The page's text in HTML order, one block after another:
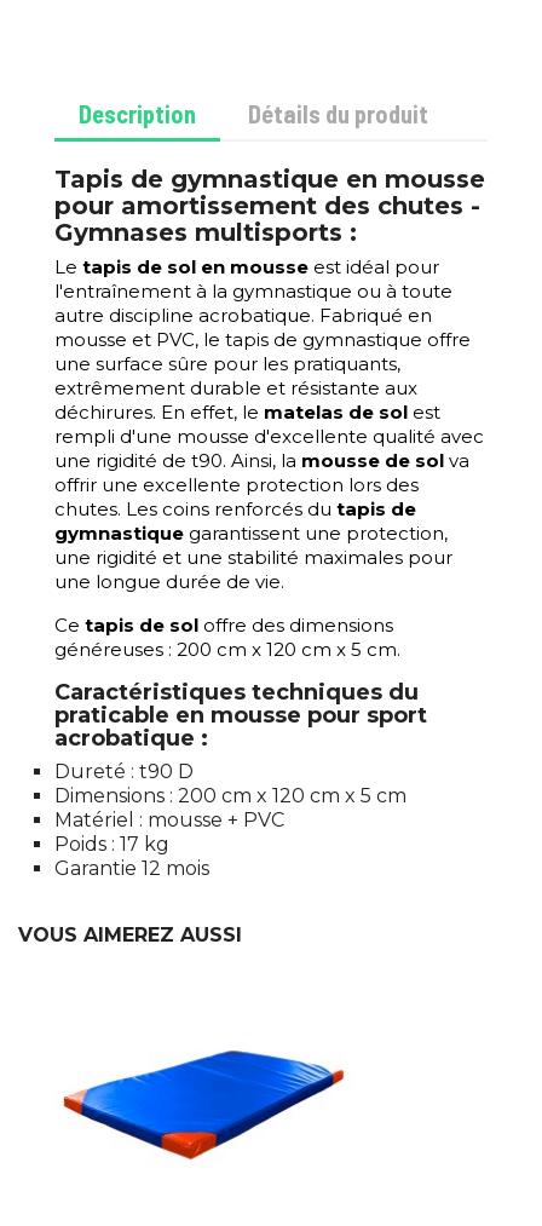
Description Détails du produit
Tapis de gymnastique en mousse
pour amortissement des chutes -
Gymnases multisports :
Le tapis de sol en mousse est idéal pour
l'entraînement à la gymnastique ou à toute
autre discipline acrobatique. Fabriqué en
mousse et PVC, le tapis de gymnastique offre
une surface sûre pour les pratiquants,
extrêmement durable et résistante aux
déchirures. En effet, le matelas de sol est
rempli d'une mousse d'excellente qualité avec
une rigidité de t90. Ainsi, la mousse de sol va
offrir une excellente protection lors des
chutes. Les coins renforcés du tapis de
gymnastique garantissent une protection,
une rigidité et une stabilité maximales pour
une longue durée de vie.
Ce tapis de sol offre des dimensions
généreuses : 200 cm x 120 cm x 5 cm.
Caractéristiques techniques du
praticable en mousse pour sport
acrobatique :
Dureté : t90 D
Dimensions : 200 cm x 120 cm x 5 cm
Matériel : mousse + PVC
Poids : 17 kg
Garantie 12 mois
VOUS AIMEREZ AUSSI